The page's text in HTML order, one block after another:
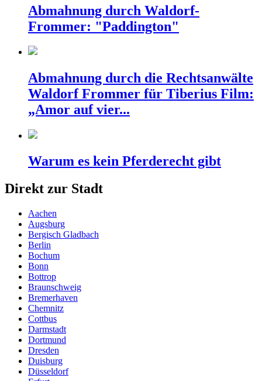
Abmahnung durch Waldorf-
Frommer: "Paddington"
Abmahnung durch die Rechtsanwälte
Waldorf Frommer für Tiberius Film:
„Amor auf vier...
Warum es kein Pferderecht gibt
Direkt zur Stadt
Aachen
Augsburg
Bergisch Gladbach
Berlin
Bochum
Bonn
Bottrop
Braunschweig
Bremerhaven
Chemnitz
Cottbus
Darmstadt
Dortmund
Dresden
Duisburg
Düsseldorf